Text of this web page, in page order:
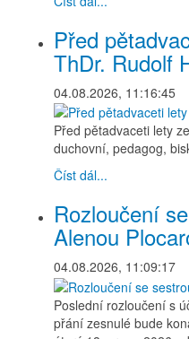
Před
ThDr. Rudolf
04.08.2026, 11:16:45
Před pětadvaceti lety
duchovní, pedagog,
Číst dál...
Rozloučení
Alenou
04.08.2026, 11:09:17
Poslední rozloučení s
přání zesnulé bude